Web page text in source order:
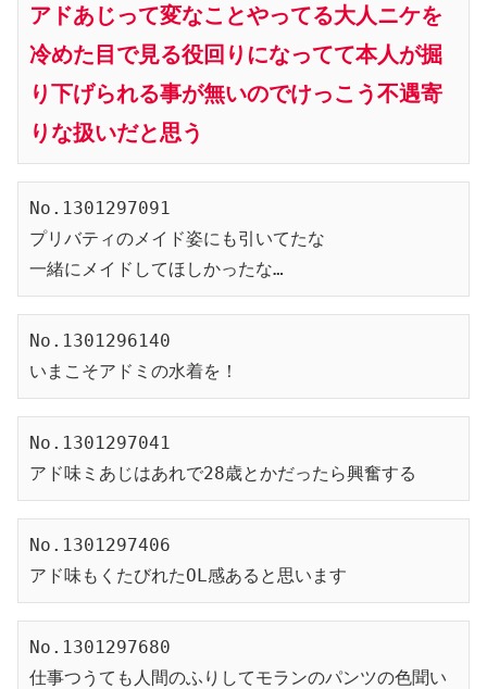
アドあじって変なことやってる大人ニケを
冷めた目で見る役回りになってて本人が掘
り下げられる事が無いのでけっこう不遇寄
りな扱いだと思う
No.1301297091
プリバティのメイド姿にも引いてたな
一緒にメイドしてほしかったな…
No.1301296140
いまこそアドミの水着を！
No.1301297041
アド味ミあじはあれで28歳とかだったら興奮する
No.1301297406
アド味もくたびれたOL感あると思います
No.1301297680
仕事つうても人間のふりしてモランのパンツの色聞い